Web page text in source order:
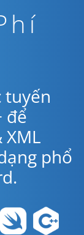
tuyến
để
phổ